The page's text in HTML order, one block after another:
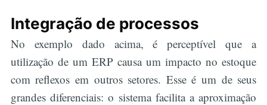
Integração de processos
No exemplo dado acima, é perceptível que a
utilização de um ERP causa um impacto no estoque
com reflexos em outros setores. Esse é um de seus
grandes diferenciais: o sistema facilita a aproximação